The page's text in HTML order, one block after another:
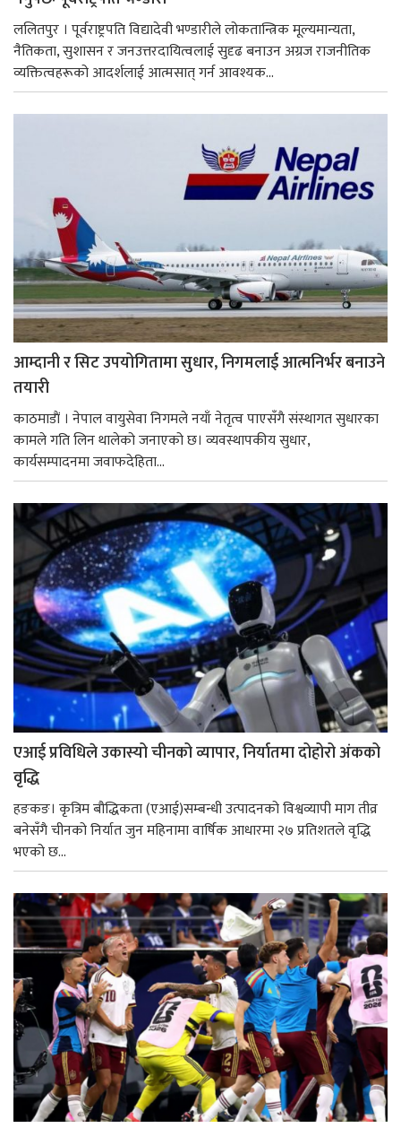
ललितपुर । पूर्वराष्ट्रपति विद्यादेवी भण्डारीले लोकतान्त्रिक मूल्यमान्यता,
नैतिकता, सुशासन र जनउत्तरदायित्वलाई सुदृढ बनाउन अग्रज राजनीतिक
व्यक्तित्वहरूको आदर्शलाई आत्मसात् गर्न आवश्यक...
आम्दानी र सिट उपयोगितामा सुधार, निगमलाई आत्मनिर्भर बनाउने
तयारी
काठमाडाैं । नेपाल वायुसेवा निगमले नयाँ नेतृत्व पाएसँगै संस्थागत सुधारका
कामले गति लिन थालेको जनाएको छ। व्यवस्थापकीय सुधार,
कार्यसम्पादनमा जवाफदेहिता...
एआई प्रविधिले उकास्यो चीनको व्यापार, निर्यातमा दोहोरो अंकको
वृद्धि
हङकङ। कृत्रिम बौद्धिकता (एआई)सम्बन्धी उत्पादनको विश्वव्यापी माग तीव्र
बनेसँगै चीनको निर्यात जुन महिनामा वार्षिक आधारमा २७ प्रतिशतले वृद्धि
भएको छ...